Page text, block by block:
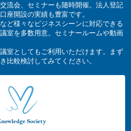
流会、セミナーも随時開催。法人登記
座開設の実績も豊富です。
ど様々なビジネスシーンに対応できる
室を多数用意。セミナールームや動画
室としてもご利用いただけます。まず
比較検討してみてください。